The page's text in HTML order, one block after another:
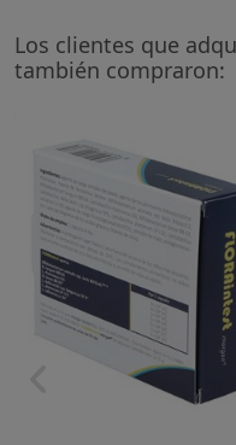
Los clientes que
también compraron: